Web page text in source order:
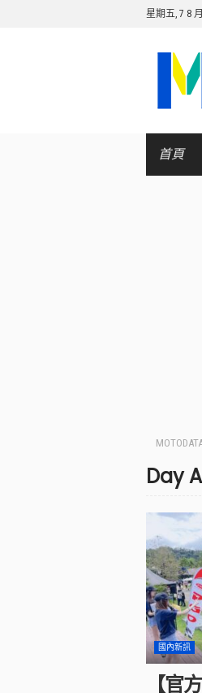
星期五, 7 8
首頁
Day
國內新訊
【官